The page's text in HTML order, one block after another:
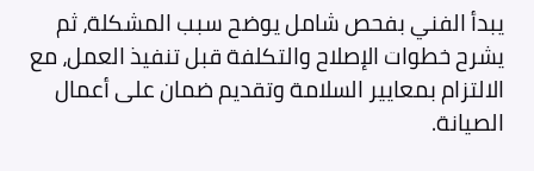
يبدأ الفني بفحص شامل يوضح سبب المشكلة، ثم
يشرح خطوات الإصلاح والتكلفة قبل تنفيذ العمل، مع
الالتزام بمعايير السلامة وتقديم ضمان على أعمال
الصيانة.